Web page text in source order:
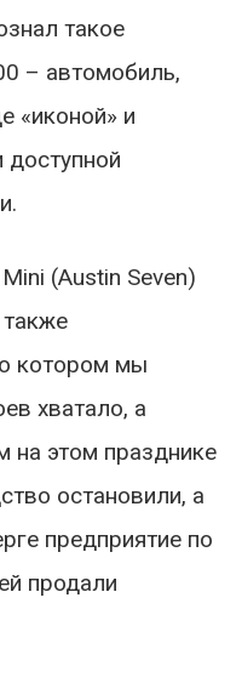
такое
– автомобиль,
«иконой» и
(Austin Seven)
котором мы
хватало, а
на этом празднике
остановили, а
предприятие по
продали